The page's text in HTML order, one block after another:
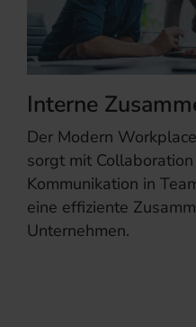
Interne
Der Modern
sorgt mit
Kommunikation in
eine effiziente
Unternehmen.